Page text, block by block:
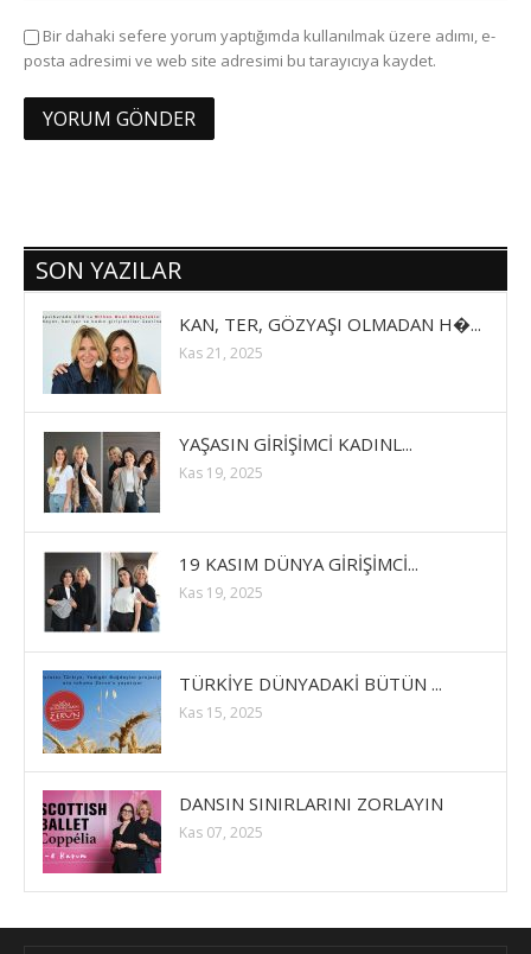
Bir dahaki sefere yorum yaptığımda kullanılmak üzere adımı, e-
posta adresimi ve web site adresimi bu tarayıcıya kaydet.
SON YAZILAR
KAN, TER, GÖZYAŞI OLMADAN H�...
Kas 21, 2025
YAŞASIN GİRİŞİMCİ KADINL...
Kas 19, 2025
19 KASIM DÜNYA GİRİŞİMCİ...
Kas 19, 2025
TÜRKİYE DÜNYADAKİ BÜTÜN ...
Kas 15, 2025
DANSIN SINIRLARINI ZORLAYIN
Kas 07, 2025